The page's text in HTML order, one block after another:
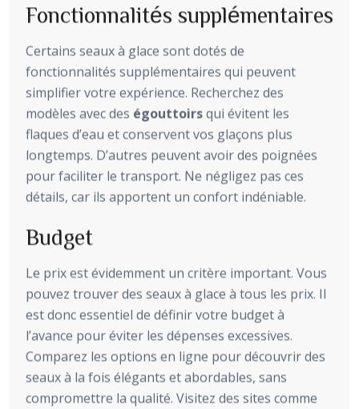
Fonctionnalités supplémentaires
Certains seaux à glace sont dotés de
fonctionnalités supplémentaires qui peuvent
simplifier votre expérience. Recherchez des
modèles avec des égouttoirsqui évitent les
flaques d’eau et conservent vos glaçons plus
longtemps. D’autres peuvent avoir des poignées
pour faciliter le transport. Ne négligez pas ces
détails, car ils apportent un confort indéniable.
Budget
Le prix est évidemment un critère important. Vous
pouvez trouver des seaux à glace à tous les prix. Il
est donc essentiel de définir votre budget à
l’avance pour éviter les dépenses excessives.
Comparez les options en ligne pour découvrir des
seaux à la fois élégants et abordables, sans
compromettre la qualité. Visitez des sites comme